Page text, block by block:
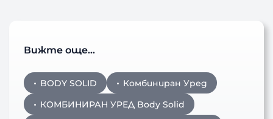
Вижте още…
BODY SOLID
Комбиниран Уред
КОМБИНИРАН УРЕД Body Solid